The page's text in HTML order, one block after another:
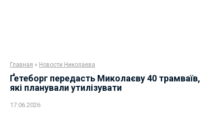
Главная » Новости Николаева
Ґетеборг передасть Миколаєву 40 трамваїв,
які планували утилізувати
17.06.2026